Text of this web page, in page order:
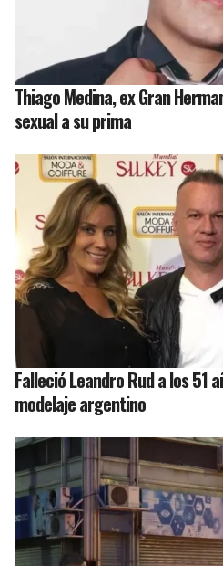
Thiago Medina, ex Gran
sexual a su prima
Falleció Leandro Rud a los 51
modelaje argentino